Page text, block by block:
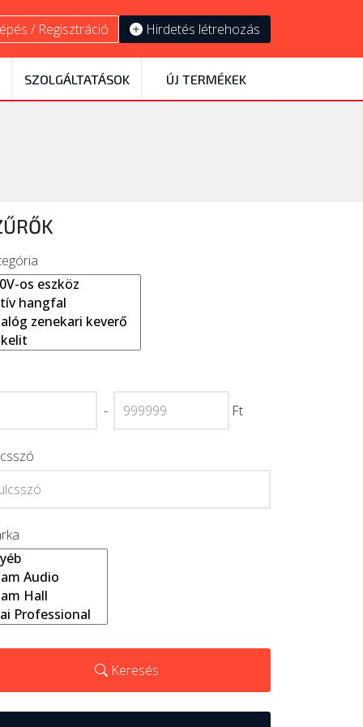
/ Regisztráció Hirdetés létrehozás
SZOLGÁLTATÁSOK ÚJ TERMÉKEK
-
Ft
Keresés